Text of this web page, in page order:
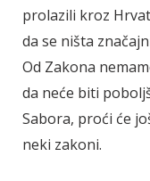
prolazili kroz
da se ništa
Od Zakona
da neće biti
Sabora, proći će
neki zakoni.